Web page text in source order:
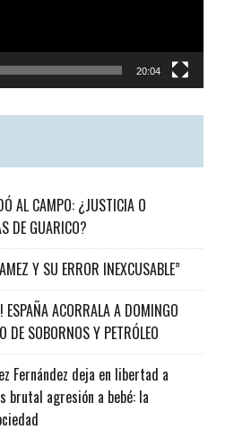
20:04
AL CAMPO: ¿JUSTICIA O
DE GUARICO?
Y SU ERROR INEXCUSABLE”
ESPAÑA ACORRALA A DOMINGO
DE SOBORNOS Y PETRÓLEO
Fernández deja en libertad a
brutal agresión a bebé: la